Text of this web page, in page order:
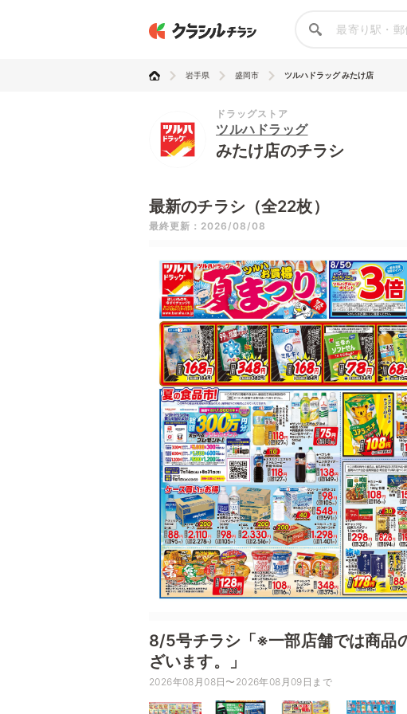
岩手県 盛岡市 ツルハドラッグ みたけ店
ドラッグストア
ツルハドラッグ
みたけ店のチラシ
最新のチラシ（全22枚）
最終更新：2026/08/08
8/5号チラシ「※一部店舗では商品
ざいます。」
2026年08月08日〜2026年08月09日まで